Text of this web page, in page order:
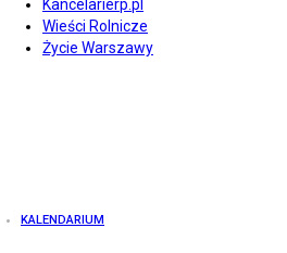
Kancelarierp.pl
Wieści Rolnicze
Życie Warszawy
KALENDARIUM